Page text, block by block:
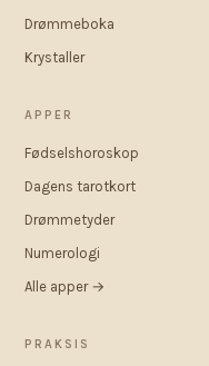
Drømmeboka
Krystaller
APPER
Fødselshoroskop
Dagens tarotkort
Drømmetyder
Numerologi
Alle apper →
PRAKSIS